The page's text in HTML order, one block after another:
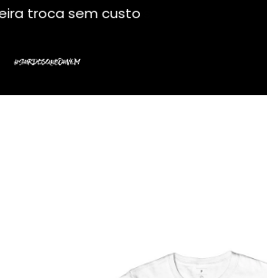
troca sem custo